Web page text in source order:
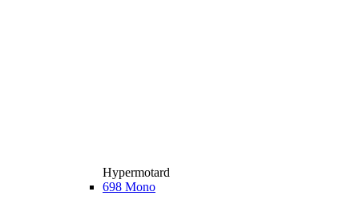
Hypermotard
698 Mono